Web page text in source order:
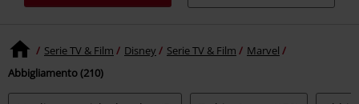
Serie TV & Film Disney Serie TV & Film
Marvel
Abbigliamento (210)